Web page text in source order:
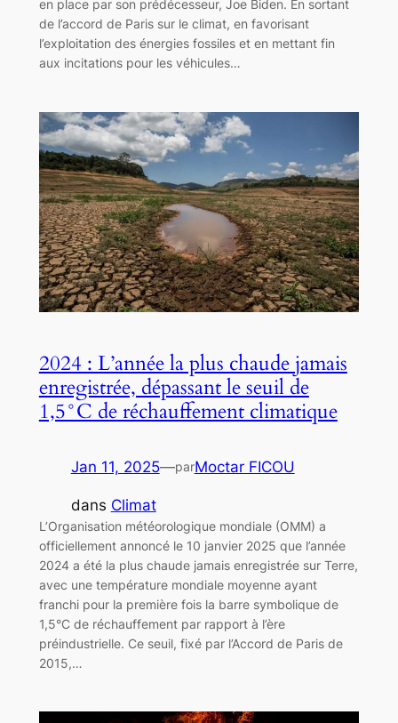
en place par son prédécesseur, Joe Biden. En sortant
de l’accord de Paris sur le climat, en favorisant
l’exploitation des énergies fossiles et en mettant fin
aux incitations pour les véhicules…
2024 : L’année la plus chaude jamais
enregistrée, dépassant le seuil de
1,5°C de réchauffement climatique
Jan 11, 2025—parMoctar FICOU
dans Climat
L’Organisation météorologique mondiale (OMM) a
officiellement annoncé le 10 janvier 2025 que l’année
2024 a été la plus chaude jamais enregistrée sur Terre,
avec une température mondiale moyenne ayant
franchi pour la première fois la barre symbolique de
1,5°C de réchauffement par rapport à l’ère
préindustrielle. Ce seuil, fixé par l’Accord de Paris de
2015,…